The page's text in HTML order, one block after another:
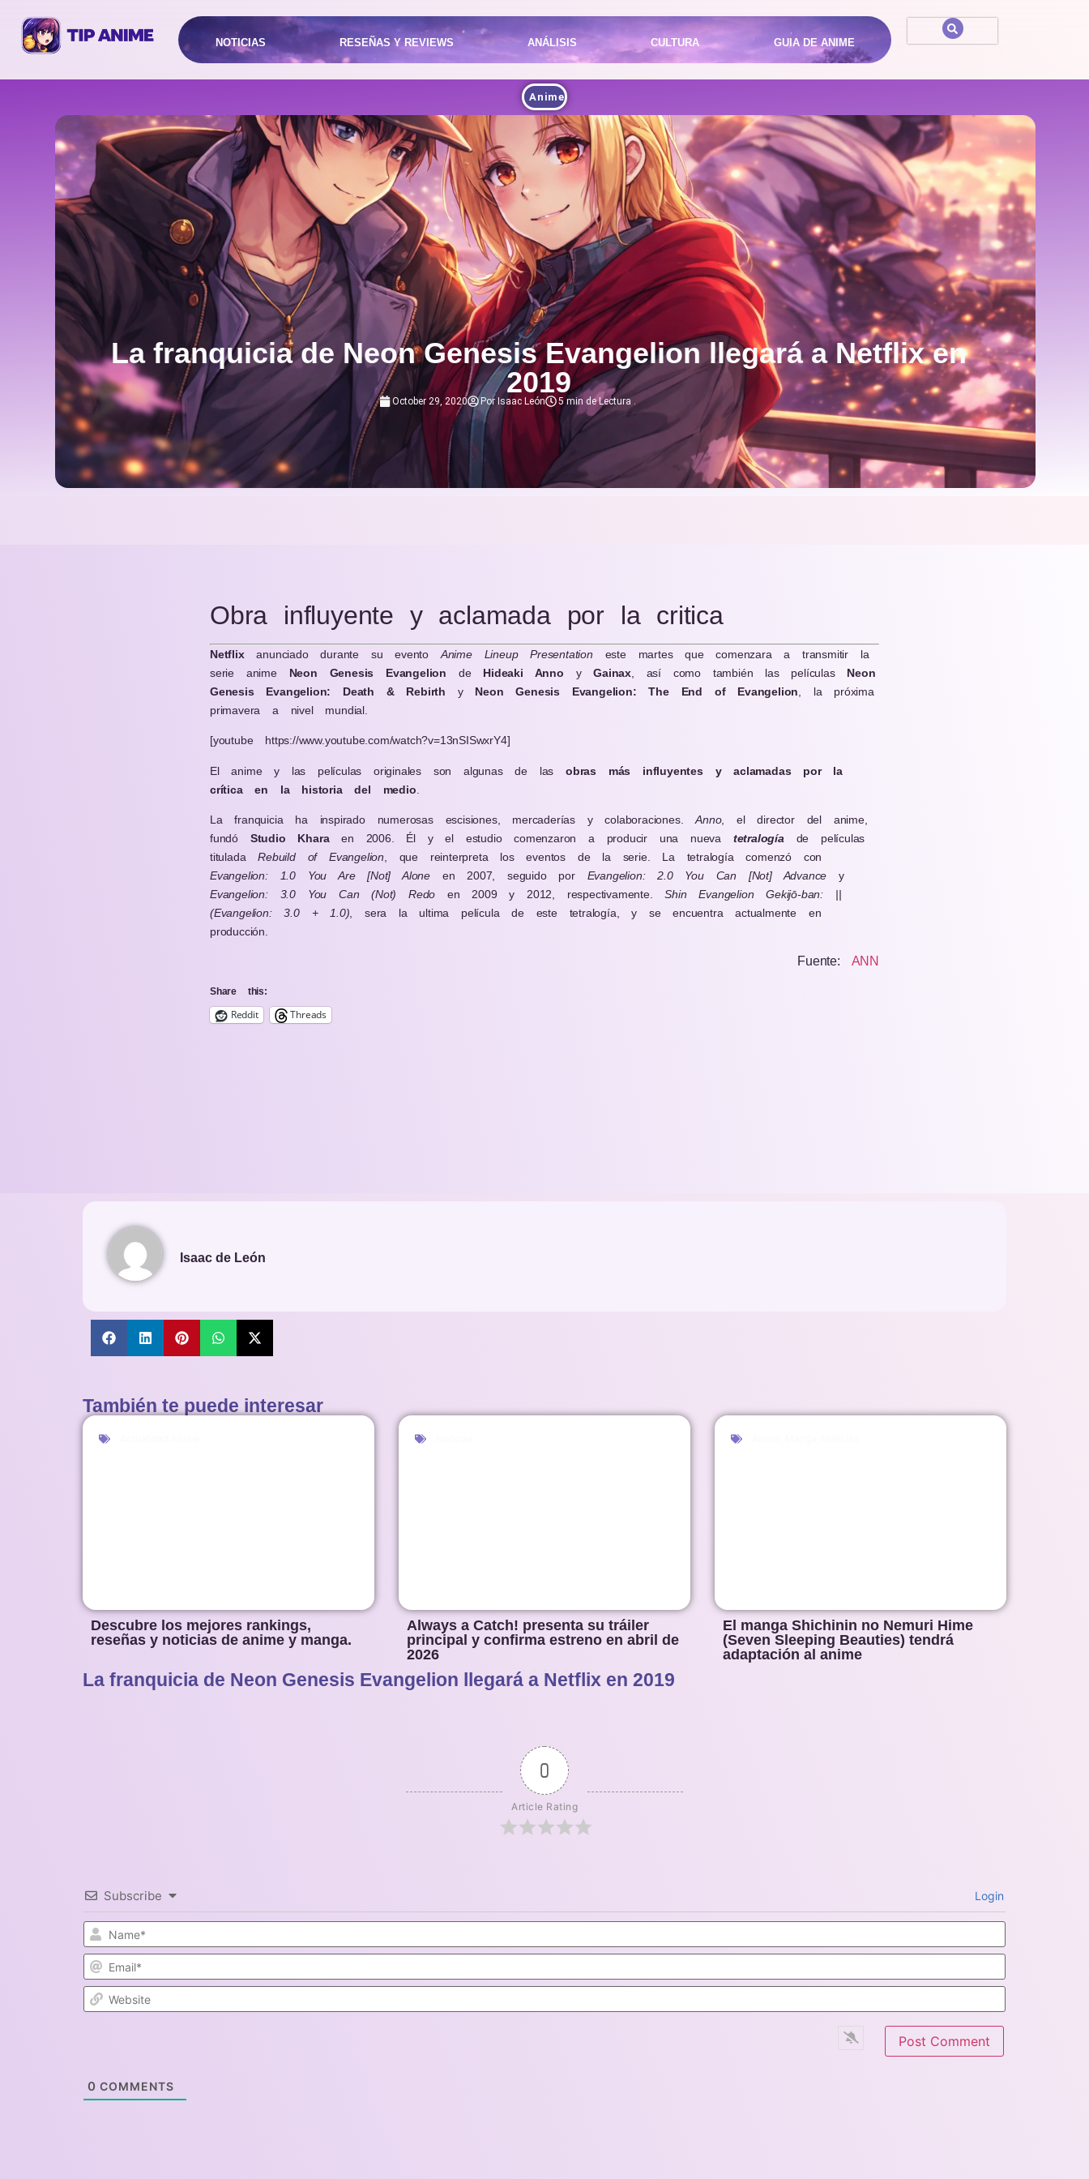
NOTICIAS RESEÑAS Y REVIEWS ANÁLISIS CULTURA GUIA DE ANIME
Anime
La franquicia de Neon Genesis Evangelion llegará a Netflix en
2019
October 29, 2020 Por Isaac León 5 min de Lectura .
Obra influyente y aclamada por la critica
Netflixanunciado durante su evento Anime Lineup Presentation este martes que comenzara a transmitir la
serie anime Neon Genesis Evangelion de Hideaki Anno yGainax , así como también las películas Neon
Genesis Evangelion: Death & Rebirth y Neon Genesis Evangelion: The End of Evangelion , la próxima
primavera a nivel mundial.
[youtube https://www.youtube.com/watch?v=13nSISwxrY4]
El anime y las películas originales son algunas de las obras más influyentes y aclamadas por la
crítica en la historia del medio
La franquicia ha inspirado numerosas escisiones, mercaderías y colaboraciones.Anno, el director del anime,
fundó Studio Kharaen 2006. Él y el estudio comenzaron a producir una nueva tetralogía de películas
tituladaRebuild of Evangelion , que reinterpreta los eventos de la serie. La tetralogía comenzó con
Evangelion: 1.0 You Are [Not] Alone en 2007, seguido por Evangelion: 2.0 You Can [Not] Advance y
Evangelion: 3.0 You Can (Not) Redo en 2009 y 2012, respectivamente.Shin Evangelion Gekijō-ban: ||
(Evangelion: 3.0 + 1.0) , sera la ultima película de este tetralogía, y se encuentra actualmente en
producción.
Fuente: ANN
Share this:
Reddit Threads
Isaac de León
También te puede interesar
Descubre los mejores rankings,
reseñas y noticias de anime y manga.
Always a Catch! presenta su tráiler
principal y confirma estreno en abril de
2026
El manga Shichinin no Nemuri Hime
(Seven Sleeping Beauties) tendrá
adaptación al anime
La franquicia de Neon Genesis Evangelion llegará a Netflix en 2019
0
Article Rating
Subscribe Login
Name*
Email*
Website
0 COMMENTS